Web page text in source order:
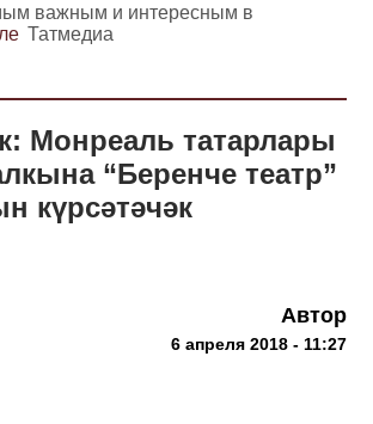
важным и интересным в
Татмедиа
Монреаль татарлары
“Беренче театр”
күрсәтәчәк
Автор
6 апреля 2018 - 11:27